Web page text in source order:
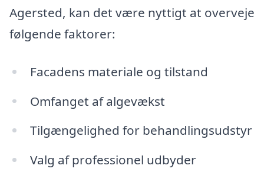
Agersted, kan det være nyttigt at overveje
følgende faktorer:
Facadens materiale og tilstand
Omfanget af algevækst
Tilgængelighed for behandlingsudstyr
Valg af professionel udbyder